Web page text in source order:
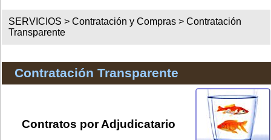
SERVICIOS >Contratación y Compras >Contratación
Transparente
Contratación Transparente
Contratos por Adjudicatario